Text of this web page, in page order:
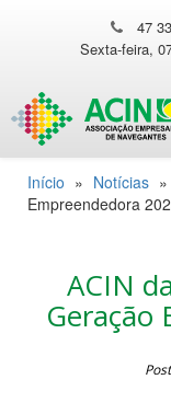
47
Sexta-feira,
Início » Notícias »
Empreendedora
ACIN
Geração